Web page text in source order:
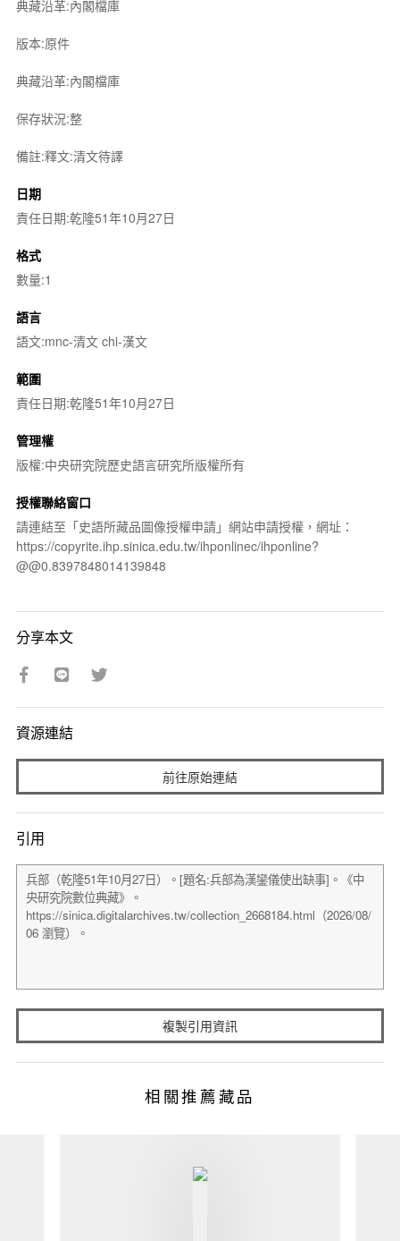
典藏沿革:內閣檔庫
版本:原件
典藏沿革:內閣檔庫
保存狀況:整
備註:釋文:清文待譯
日期
責任日期:乾隆51年10月27日
格式
數量:1
語言
語文:mnc-清文 chi-漢文
範圍
責任日期:乾隆51年10月27日
管理權
版權:中央研究院歷史語言研究所版權所有
授權聯絡窗口
請連結至「史語所藏品圖像授權申請」網站申請授權，網址：
https://copyrite.ihp.sinica.edu.tw/ihponlinec/ihponline?
@@0.8397848014139848
分享本文
資源連結
前往原始連結
引用
複製引用資訊
相關推薦藏品